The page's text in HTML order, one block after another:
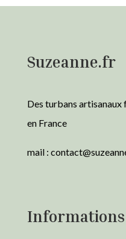
Suzeanne.fr
Des turbans artisanaux
en France
mail :
Informations